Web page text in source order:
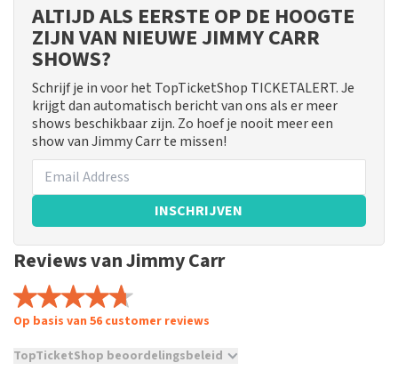
ALTIJD ALS EERSTE OP DE HOOGTE
ZIJN VAN NIEUWE JIMMY CARR
SHOWS?
Schrijf je in voor het TopTicketShop TICKETALERT. Je
krijgt dan automatisch bericht van ons als er meer
shows beschikbaar zijn. Zo hoef je nooit meer een
show van Jimmy Carr te missen!
INSCHRIJVEN
Reviews van Jimmy Carr
Op basis van 56 customer reviews
TopTicketShop beoordelingsbeleid